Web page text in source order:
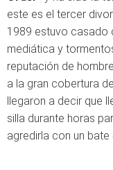
este es el tercer
1989 estuvo casado
mediática y
reputación de
a la gran cobertura
llegaron a decir que
silla durante horas
agredirla con un bate